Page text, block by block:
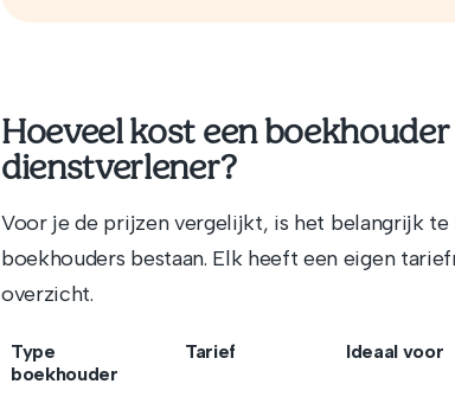
Hoeveel kost een
dienstverlener?
Voor je de prijzen vergelijkt, is het belangrijk
boekhouders bestaan. Elk heeft een eigen
overzicht.
Type
boekhouder
Tarief Ideaal voor